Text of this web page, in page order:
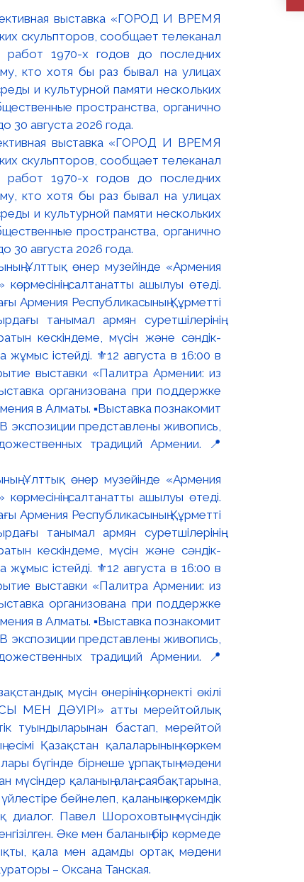
выставка «ГОРОД И ВРЕМЯ
скульпторов, сообщает телеканал
работ 1970-х годов до последних
кто хотя бы раз бывал на улицах
и культурной памяти нескольких
пространства, органично
30 августа 2026 года.
Ұлттық өнер музейінде «Армения
салтанатты ашылуы өтеді.
Армения Республикасының Құрметті
танымал армян суретшілерінің
кескіндеме, мүсін және сәндік-
істейді. ⚜️12 августа в 16:00 в
выставки «Палитра Армении: из
организована при поддержке
в Алматы. ▪️Выставка познакомит
экспозиции представлены живопись,
традиций Армении. 📍